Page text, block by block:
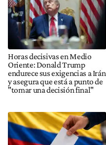
Horas decisivas en Medio
Oriente: Donald Trump
endurece sus exigencias a Irán
y asegura que está a punto de
"tomar una decisión final"